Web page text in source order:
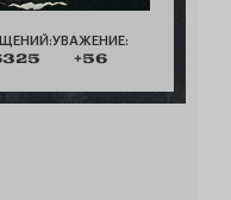
УВАЖЕНИЕ:
+56